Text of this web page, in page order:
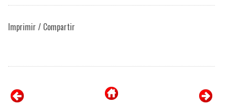
Imprimir / Compartir